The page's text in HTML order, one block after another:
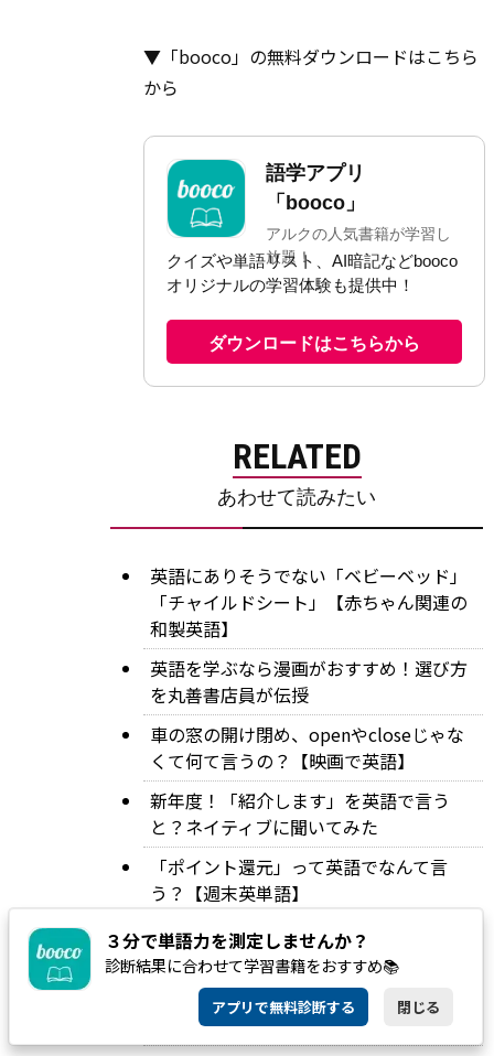
▼「booco」の無料ダウンロードはこちら
から
RELATED
あわせて読みたい
英語にありそうでない「ベビーベッド」
「チャイルドシート」【赤ちゃん関連の
和製英語】
英語を学ぶなら漫画がおすすめ！選び方
を丸善書店員が伝授
車の窓の開け閉め、openやcloseじゃな
くて何て言うの？【映画で英語】
新年度！「紹介します」を英語で言う
と？ネイティブに聞いてみた
「ポイント還元」って英語でなんて言
う？【週末英単語】
英語がパッと口から出てくる！スピーキ
ングが上達する勉強法３種
英語で「たぶん」をいつでも maybe と
言っていませんか？
３分で単語力を測定しませんか？
診断結果に合わせて学習書籍をおすすめ📚
アプリで無料診断する 閉じる